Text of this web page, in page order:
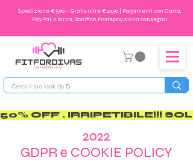
Spedizione €5,90 – Gratis oltre €49,90 | Pagamenti con Carta,
PayPal, Klarna, Bonifico, Postepay o alla consegna
50% OFF . IRRIPETIBILE!!!
2022
GDPR e COOKIE POLICY